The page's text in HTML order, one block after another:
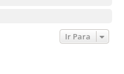
Ir Para